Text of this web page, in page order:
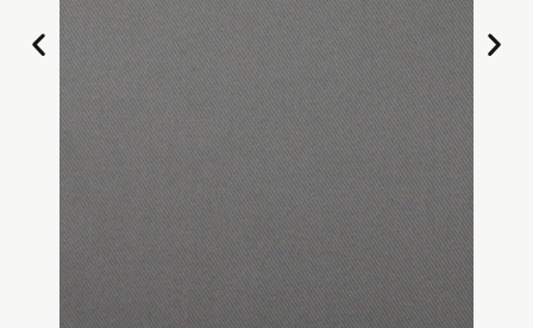
Share our fabrics
THE FABRICS
The season Fall/Winter
The season Spring/Summer
bunch